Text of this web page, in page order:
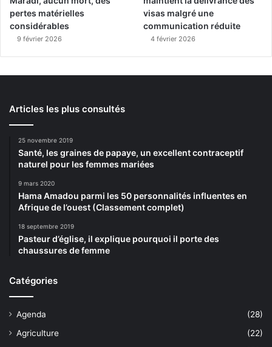
pertes matérielles
considérables
9 février 2026
visas malgré une
communication réduite
4 février 2026
Articles les plus consultés
25 novembre 2019
Santé, les graines de papaye, un excellent contraceptif
naturel pour les femmes mariées
9 mars 2020
Hama Amadou parmi les 50 personnalités influentes en
Afrique de l’ouest (Classement complet)
18 septembre 2019
Pasteur d’église, il explique pourquoi il porte des
chaussures de femme
Catégories
Agenda
(28)
Agriculture
(22)